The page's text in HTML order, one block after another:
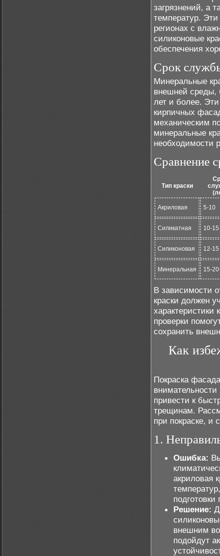
загрязнений, а
температур.
регионах с
силиконовые
обеспечения
Срок
Минеральные
внешней среды,
лет и более.
кирпичных
механическим
минеральные
необходимости
Сравнение
Тип краски
Акриловая 5-10
Силикатная 10-15
Силиконовая 12-15
Минеральная 15-
В зависимости
краски должен
характеристики
проверки
сохранить
Как
Покраска
привести к
трещинам.
при покраске, и
1.
Ошибка:
акриловая
подготовки
Решение:
внешним
подойдут